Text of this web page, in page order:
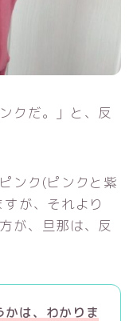
クだ。」と、反
ンク(ピンクと紫
が、それより
が、旦那は、反
は、わかりま